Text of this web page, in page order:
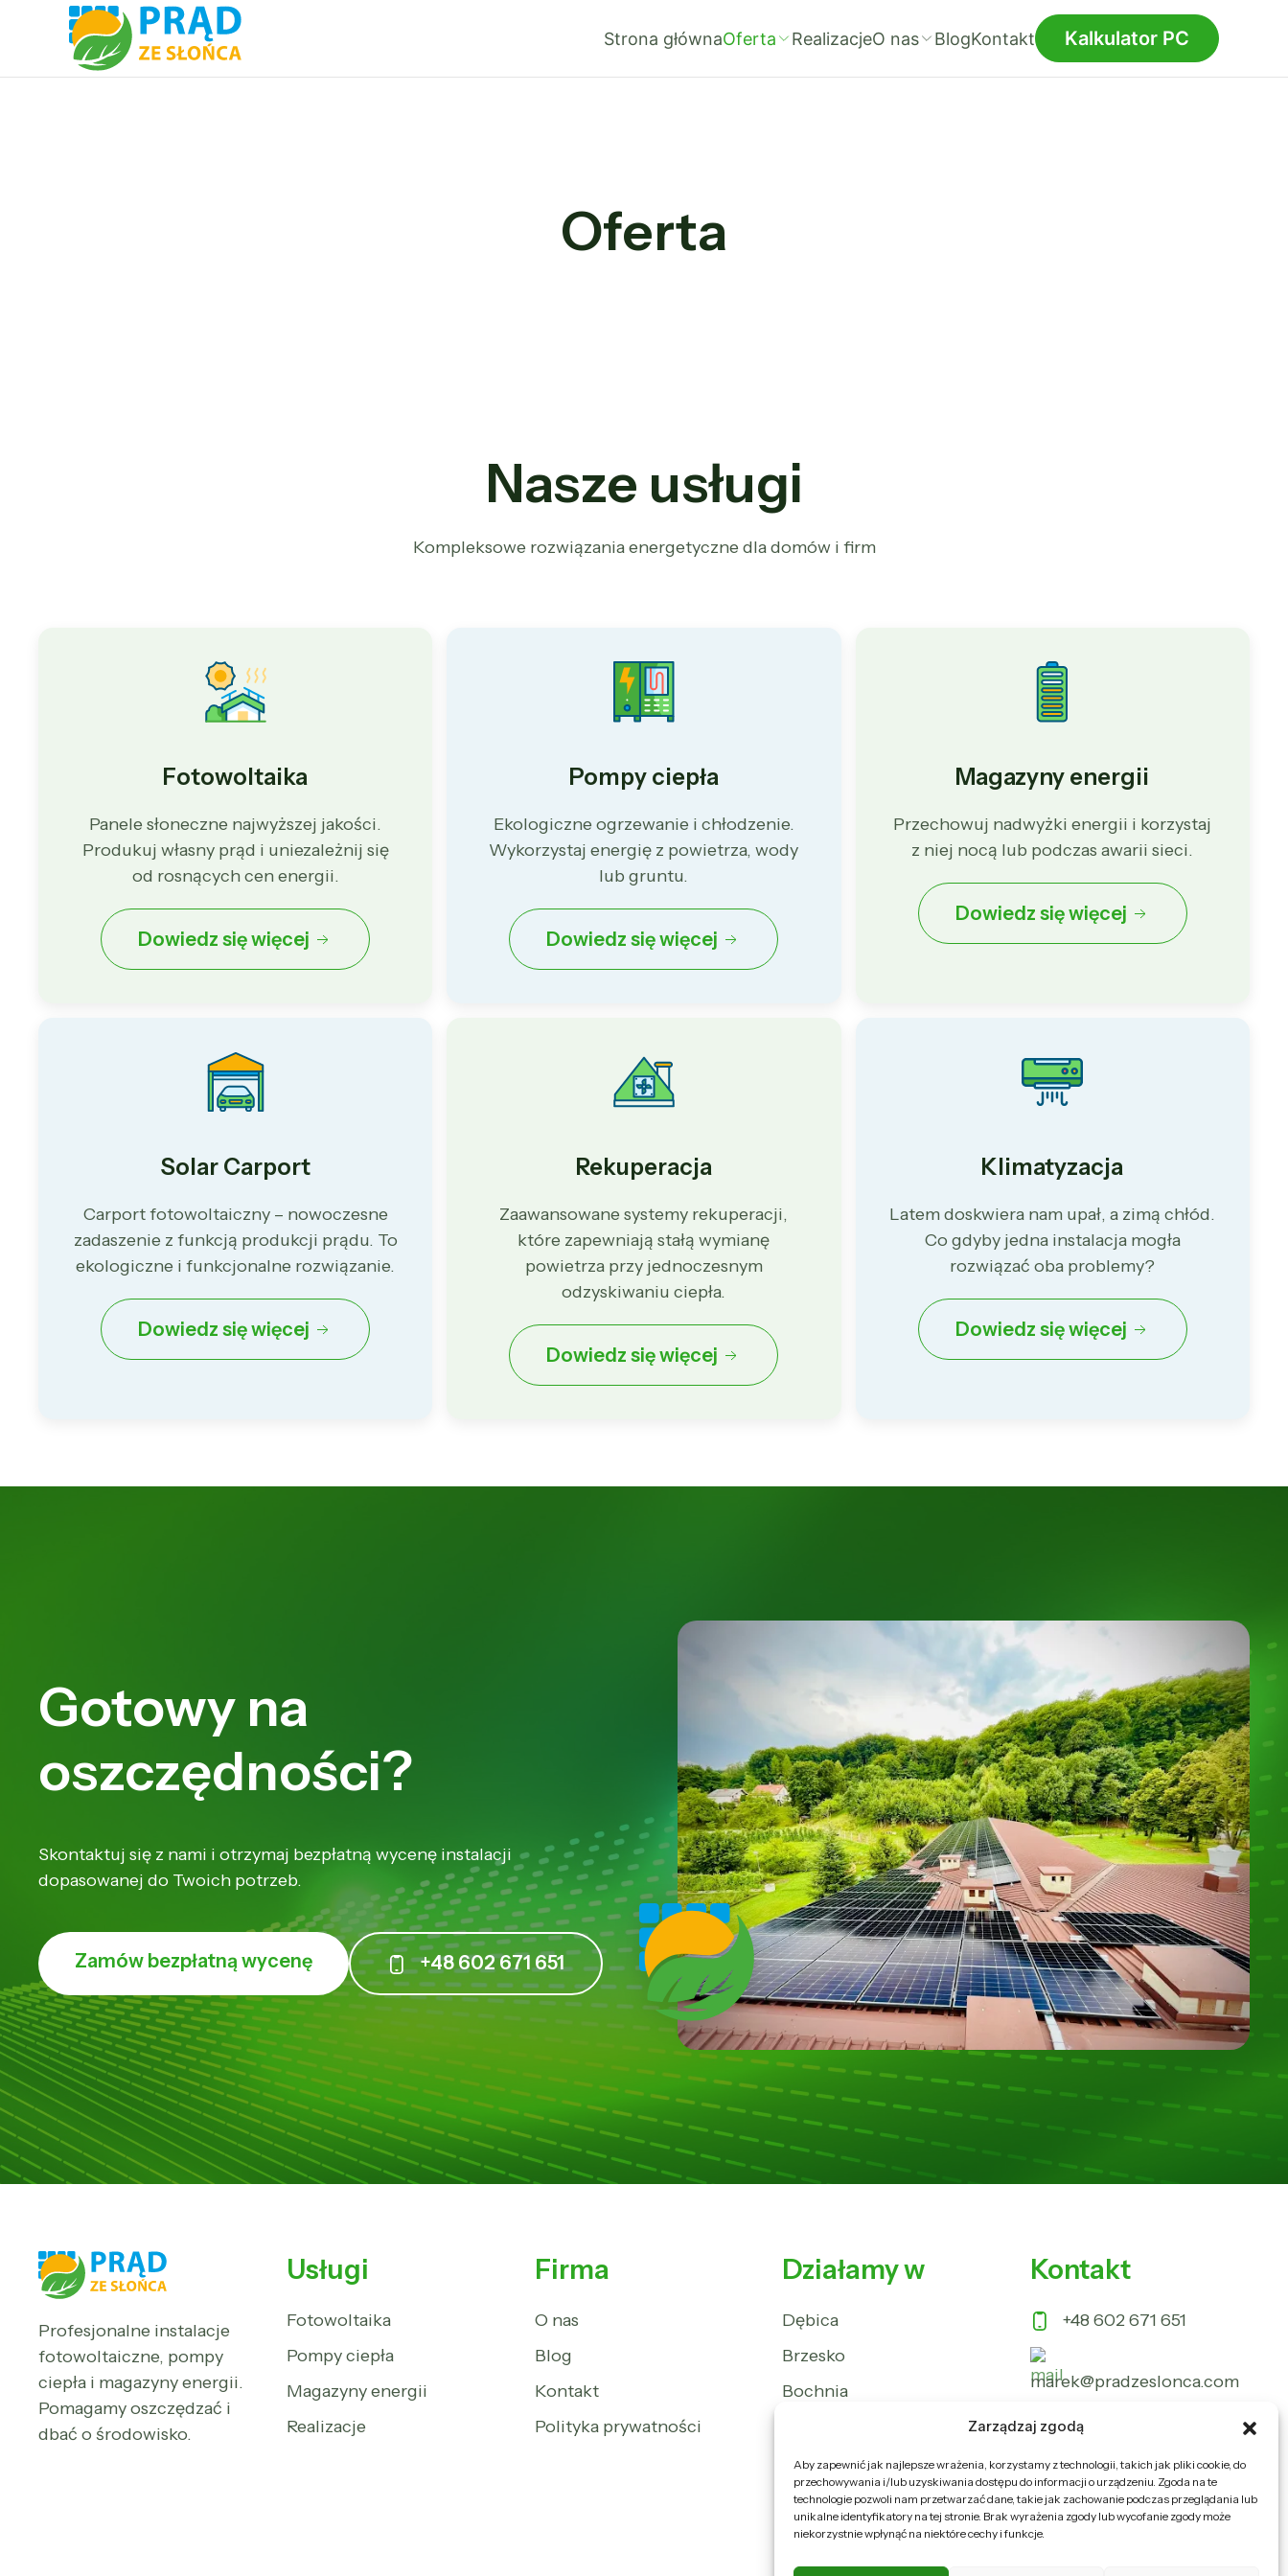
Zarządzaj zgodą
Aby zapewnić jak najlepsze wrażenia, korzystamy z technologii, takich jak pliki cookie, do
przechowywania i/lub uzyskiwania dostępu do informacji o urządzeniu. Zgoda na te
technologie pozwoli nam przetwarzać dane, takie jak zachowanie podczas przeglądania lub
unikalne identyfikatory na tej stronie. Brak wyrażenia zgody lub wycofanie zgody może
niekorzystnie wpłynąć na niektóre cechy i funkcje.
Strona głównaOferta RealizacjeO nas BlogKontakt Kalkulator PC
Oferta
Nasze usługi
Kompleksowe rozwiązania energetyczne dla domów i firm
Fotowoltaika
Panele słoneczne najwyższej jakości.
Produkuj własny prąd i uniezależnij się
od rosnących cen energii.
Dowiedz się więcej
Pompy ciepła
Ekologiczne ogrzewanie i chłodzenie.
Wykorzystaj energię z powietrza, wody
lub gruntu.
Dowiedz się więcej
Magazyny energii
Przechowuj nadwyżki energii i korzystaj
z niej nocą lub podczas awarii sieci.
Dowiedz się więcej
Solar Carport
Carport fotowoltaiczny – nowoczesne
zadaszenie z funkcją produkcji prądu. To
ekologiczne i funkcjonalne rozwiązanie.
Dowiedz się więcej
Rekuperacja
Zaawansowane systemy rekuperacji,
które zapewniają stałą wymianę
powietrza przy jednoczesnym
odzyskiwaniu ciepła.
Dowiedz się więcej
Klimatyzacja
Latem doskwiera nam upał, a zimą chłód.
Co gdyby jedna instalacja mogła
rozwiązać oba problemy?
Dowiedz się więcej
Gotowy na
oszczędności?
Skontaktuj się z nami i otrzymaj bezpłatną wycenę instalacji
dopasowanej do Twoich potrzeb.
Zamów bezpłatną wycenę +48 602 671 651
Profesjonalne instalacje
fotowoltaiczne, pompy
ciepła i magazyny energii.
Pomagamy oszczędzać i
dbać o środowisko.
Usługi
Fotowoltaika
Pompy ciepła
Magazyny energii
Realizacje
Firma
O nas
Blog
Kontakt
Polityka prywatności
Działamy w
Dębica
Brzesko
Bochnia
Dąbrowa Tarnowska
Tuchów
Tarnów
Kontakt
+48 602 671 651
marek@pradzeslonca.com
Ul. Główna 2B 33-111
Jesteśmy otwarci:
Pon-Pt 8:00-16:00